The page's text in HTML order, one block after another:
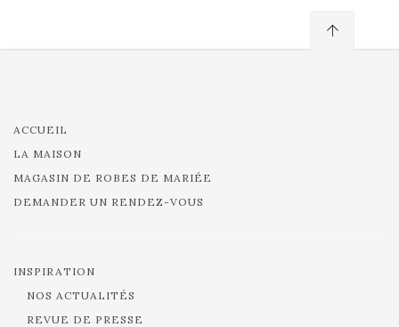
ACCUEIL
LA MAISON
MAGASIN DE ROBES DE MARIÉE
DEMANDER UN RENDEZ-VOUS
INSPIRATION
NOS ACTUALITÉS
REVUE DE PRESSE